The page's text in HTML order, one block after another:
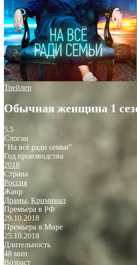
Трейлер
Обычная женщина 1
5.5
Слоган
"На всё ради семьи"
Год производства
2018
Страна
Россия
Жанр
Драмы, Криминал
Премьера в РФ
29.10.2018
Премьера в Мире
25.10.2018
Длительность
48 мин
Возраст